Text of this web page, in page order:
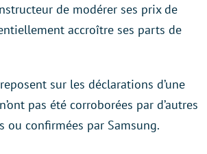
de modérer ses prix de
accroître ses parts de
sur les déclarations d’une
pas été corroborées par d’autres
ou confirmées par Samsung.